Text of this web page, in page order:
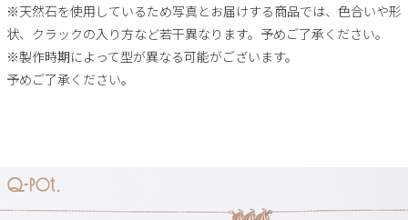
※天然石を使用しているため写真とお届けする商品では、色合いや形
状、クラックの入り方など若干異なります。予めご了承ください。
※製作時期によって型が異なる可能がございます。
予めご了承ください。